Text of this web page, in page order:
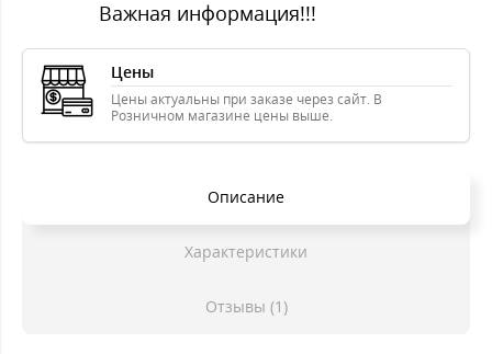
Важная информация!!!
Цены
Цены актуальны при заказе через сайт. В
Розничном магазине цены выше.
Описание
Характеристики
Отзывы (1)